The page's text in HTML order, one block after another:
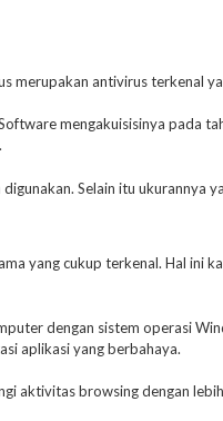
merupakan antivirus terkenal
mengakuisisinya pada
Selain itu
yang cukup terkenal. Hal ini
dengan sistem operasi
aplikasi yang berbahaya.
aktivitas browsing dengan